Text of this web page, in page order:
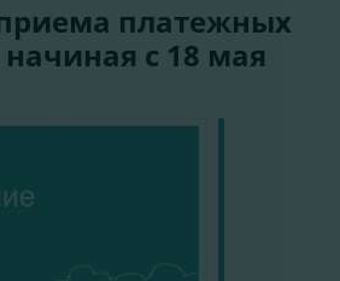
платежных
с 18 мая